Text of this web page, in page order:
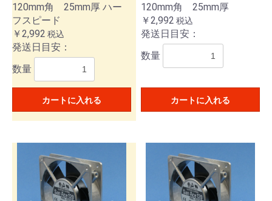
120mm角 25mm厚 ハー
フスピード
￥2,992 税込
発送日目安：
数量
カートに入れる
120mm角 25mm厚
￥2,992 税込
発送日目安：
数量
カートに入れる